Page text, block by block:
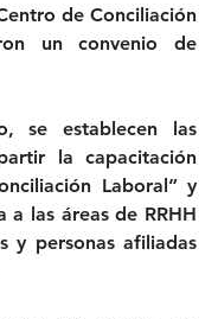
de Conciliación
un convenio de
se establecen las
la capacitación
Laboral” y
a las áreas de RRHH
y personas afiliadas